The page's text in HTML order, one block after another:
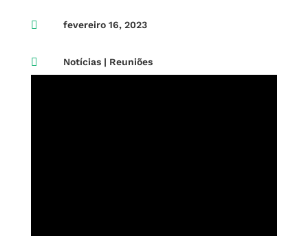
 fevereiro 16, 2023
 Notícias| Reuniões